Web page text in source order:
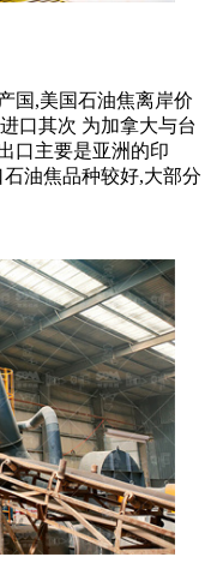
国,美国石油焦离岸价
口其次 为加拿大与台
口主要是亚洲的印
油焦品种较好,大部分